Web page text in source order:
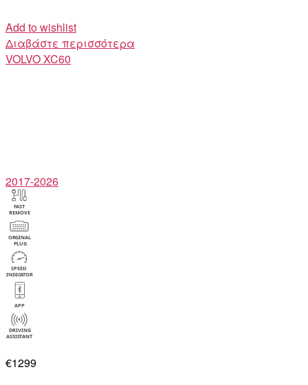
Add to wishlist
Διαβάστε περισσότερα
VOLVOXC60
2017-2026
€1299